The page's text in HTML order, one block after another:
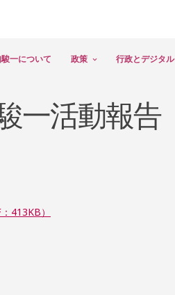
駿一について 政策 行政とデジタル
一活動報告
413KB）